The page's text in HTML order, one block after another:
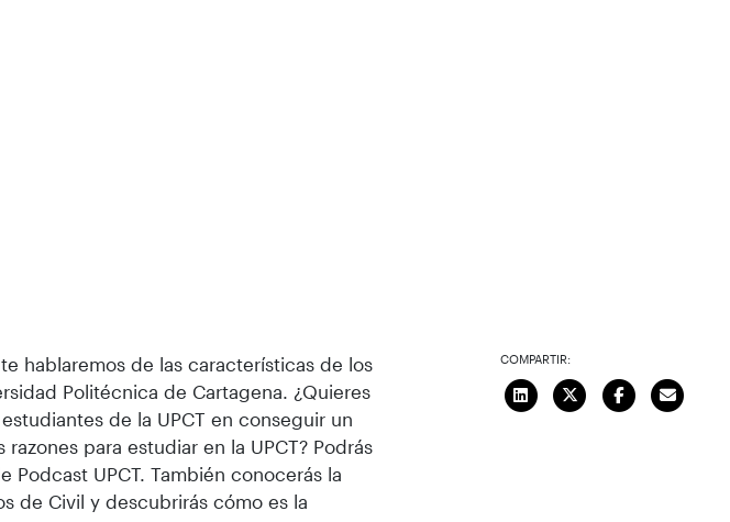
hablaremos de las características de los
Politécnica de Cartagena. ¿Quieres
de la UPCT en conseguir un
para estudiar en la UPCT? Podrás
UPCT. También conocerás la
de Civil y descubrirás cómo es la
COMPARTIR: